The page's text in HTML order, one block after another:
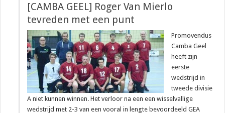
[CAMBA GEEL] Roger Van Mierlo
tevreden met een punt
Promovendus
Camba Geel
heeft zijn
eerste
wedstrijd in
tweede divisie
A niet kunnen winnen. Het verloor na een een wisselvallige
wedstrijd met 2-3 van een vooral in lengte bevoordeeld GEA